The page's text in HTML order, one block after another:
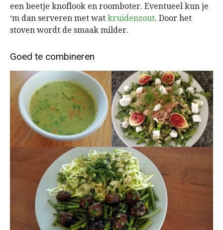
een beetje knoflook en roomboter. Eventueel kun je
‘m dan serveren met wat kruidenzout. Door het
stoven wordt de smaak milder.
Goed te combineren